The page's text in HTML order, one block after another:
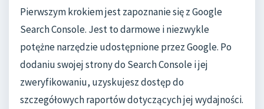
Pierwszym krokiem jest zapoznanie się z Google
Search Console. Jest to darmowe i niezwykle
potężne narzędzie udostępnione przez Google. Po
dodaniu swojej strony do Search Console i jej
zweryfikowaniu, uzyskujesz dostęp do
szczegółowych raportów dotyczących jej wydajności.